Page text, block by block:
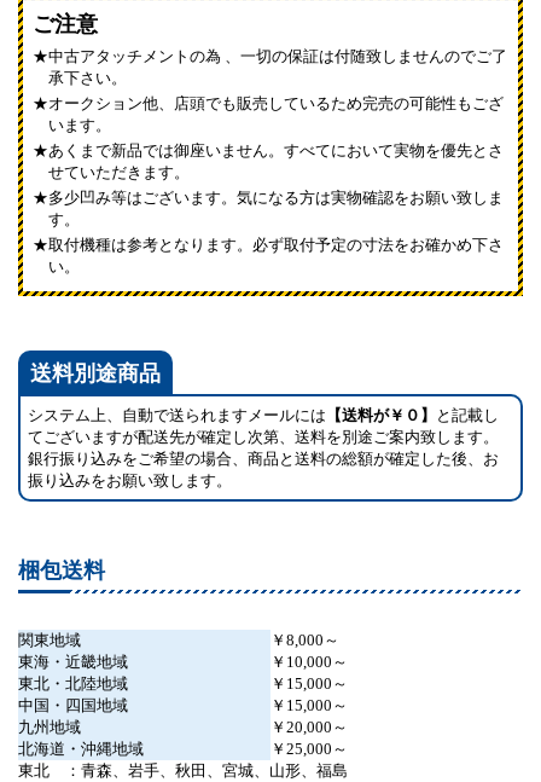
ご注意
中古アタッチメントの為 、一切の保証は付随致しませんのでご了
承下さい。
オークション他、店頭でも販売しているため完売の可能性もござ
います。
あくまで新品では御座いません。すべてにおいて実物を優先とさ
せていただきます。
多少凹み等はございます。気になる方は実物確認をお願い致しま
す。
取付機種は参考となります。必ず取付予定の寸法をお確かめ下さ
い。
送料別途商品
システム上、自動で送られますメールには 【送料が￥０】
と記載し
てございますが配送先が確定し次第、送料を別途ご案内致します。
銀行振り込みをご希望の場合、商品と送料の総額が確定した後、お
振り込みをお願い致します。
梱包送料
関東地域
￥8,000～
東海・近畿地域
￥10,000～
東北・北陸地域
￥15,000～
中国・四国地域
￥15,000～
九州地域
￥20,000～
北海道・沖縄地域
￥25,000～
東北 ：青森、岩手、秋田、宮城、山形、福島